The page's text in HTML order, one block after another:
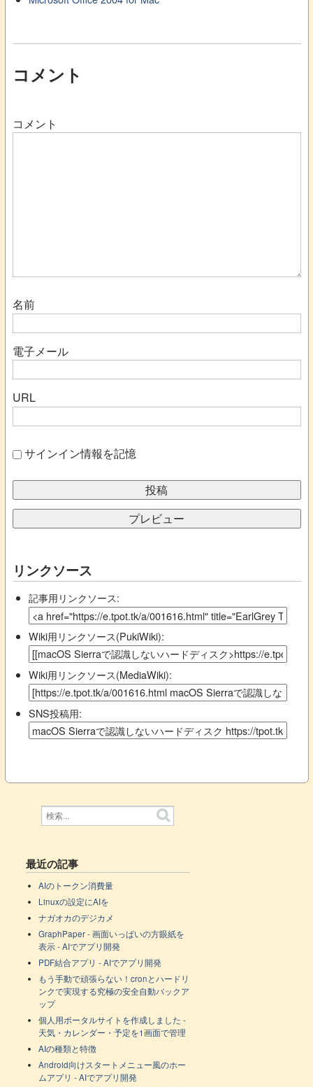
コメント
コメント
名前
電子メール
URL
サインイン情報を記憶
リンクソース
記事用リンクソース:
Wiki用リンクソース(PukiWiki):
Wiki用リンクソース(MediaWiki):
SNS投稿用:
最近の記事
AIのトークン消費量
Linuxの設定にAIを
ナガオカのデジカメ
GraphPaper - 画面いっぱいの方眼紙を
表示 - AIでアプリ開発
PDF結合アプリ - AIでアプリ開発
もう手動で頑張らない！cronとハードリ
ンクで実現する究極の安全自動バックア
ップ
個人用ポータルサイトを作成しました -
天気・カレンダー・予定を1画面で管理
AIの種類と特徴
Android向けスタートメニュー風のホー
ムアプリ - AIでアプリ開発